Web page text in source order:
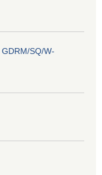
SQ/W-